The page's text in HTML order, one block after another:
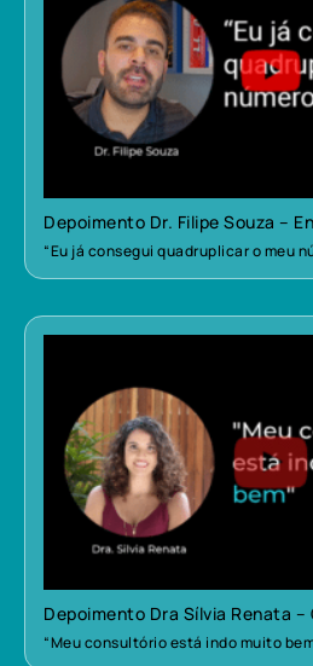
Depoimento Dr. Filipe Souza –
“Eu já consegui quadruplicar o meu
Depoimento Dra Sílvia Renata
“Meu consultório está indo muito